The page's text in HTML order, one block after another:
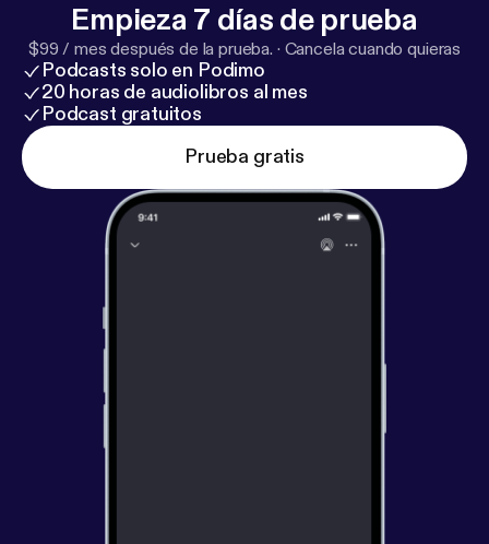
Empieza 7 días de prueba
$99 / mes después de la prueba. · Cancela cuando quieras
Podcasts solo en Podimo
20 horas de audiolibros al mes
Podcast gratuitos
Prueba gratis